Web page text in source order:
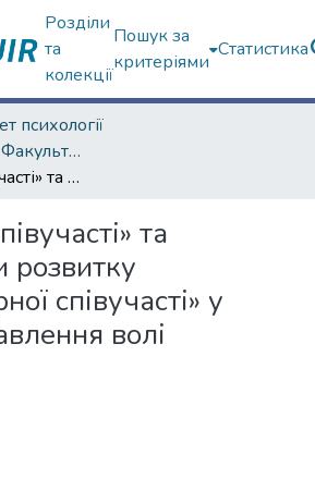
Розділи
та
колекції
Пошук за
критеріями
Статистика
психології
Наукові роботи. Факультет психології
Категорія «співучасті» та перспективи розвитку «пенітенціарної співучасті» у місцях позбавлення волі
та
розвитку
співучасті» у
волі